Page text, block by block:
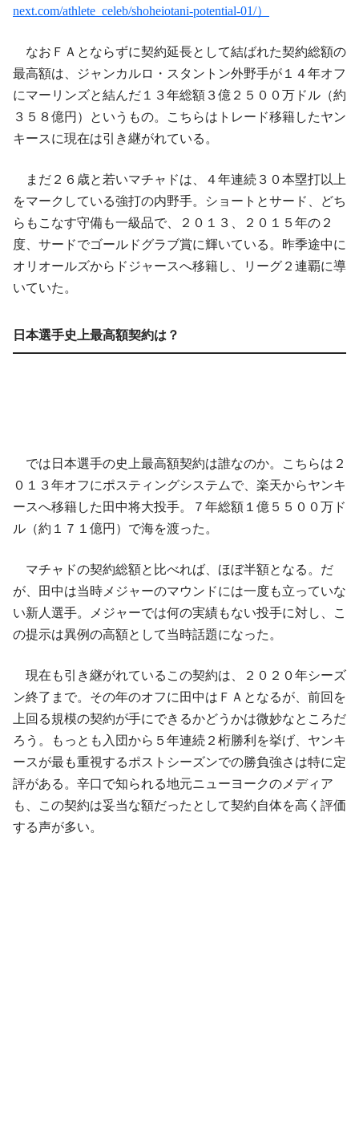
next.com/athlete_celeb/shoheiotani-potential-01/）
なおＦＡとならずに契約延長として結ばれた契約総額の
最高額は、ジャンカルロ・スタントン外野手が１４年オフ
にマーリンズと結んだ１３年総額３億２５００万ドル（約
３５８億円）というもの。こちらはトレード移籍したヤン
キースに現在は引き継がれている。
まだ２６歳と若いマチャドは、４年連続３０本塁打以上
をマークしている強打の内野手。ショートとサード、どち
らもこなす守備も一級品で、２０１３、２０１５年の２
度、サードでゴールドグラブ賞に輝いている。昨季途中に
オリオールズからドジャースへ移籍し、リーグ２連覇に導
いていた。
日本選手史上最高額契約は？
では日本選手の史上最高額契約は誰なのか。こちらは２
０１３年オフにポスティングシステムで、楽天からヤンキ
ースへ移籍した田中将大投手。７年総額１億５５００万ド
ル（約１７１億円）で海を渡った。
マチャドの契約総額と比べれば、ほぼ半額となる。だ
が、田中は当時メジャーのマウンドには一度も立っていな
い新人選手。メジャーでは何の実績もない投手に対し、こ
の提示は異例の高額として当時話題になった。
現在も引き継がれているこの契約は、２０２０年シーズ
ン終了まで。その年のオフに田中はＦＡとなるが、前回を
上回る規模の契約が手にできるかどうかは微妙なところだ
ろう。もっとも入団から５年連続２桁勝利を挙げ、ヤンキ
ースが最も重視するポストシーズンでの勝負強さは特に定
評がある。辛口で知られる地元ニューヨークのメディア
も、この契約は妥当な額だったとして契約自体を高く評価
する声が多い。